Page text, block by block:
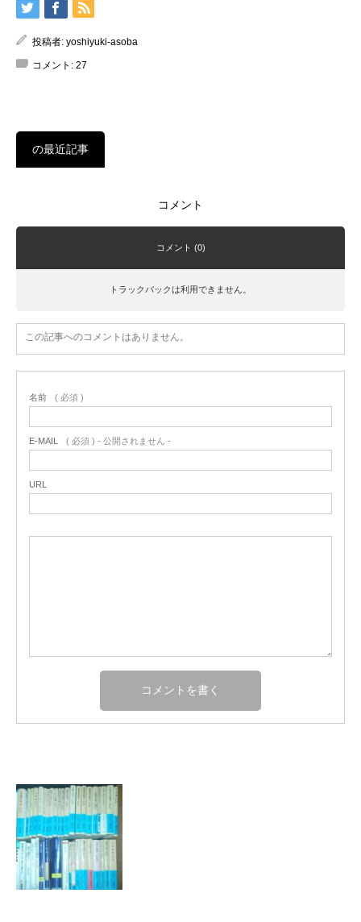
投稿者: yoshiyuki-asoba
コメント: 27
の最近記事
コメント
コメント (0)
トラックバックは利用できません。
この記事へのコメントはありません。
名前 ( 必須 )
E-MAIL ( 必須 ) - 公開されません -
URL